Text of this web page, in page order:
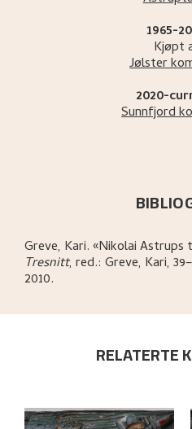
1965-
Kjøpt
Jølster
2020-
Sunnfjord
Greve, Kari.«Nikolai Astrups
Tresnitt, red.: Greve, Kari,
2010.
RELATERTE